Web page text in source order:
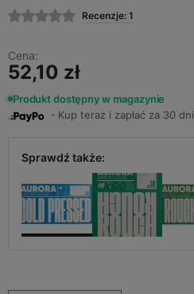
Recenzje: 1
Cena:
52,10 zł
Produkt dostępny w magazynie
・Kup teraz i zapłać za 30 dni
Sprawdź także: